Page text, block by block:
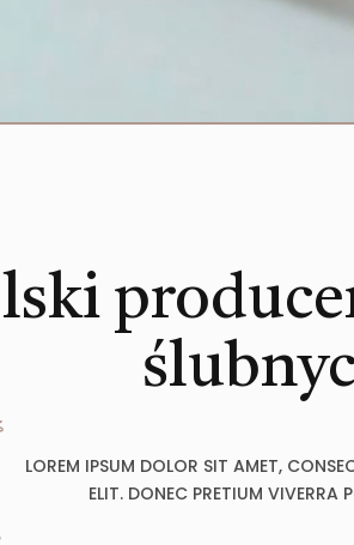
LOREM IPSUM DOLOR SIT AMET,
ELIT. DONEC PRETIUM VIVERRA